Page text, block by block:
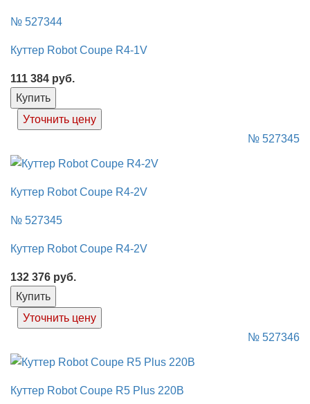
№ 527344
Куттер Robot Coupe R4-1V
111 384 руб.
Купить
Уточнить цену
№ 527345
Куттер Robot Coupe R4-2V
№ 527345
Куттер Robot Coupe R4-2V
132 376 руб.
Купить
Уточнить цену
№ 527346
Куттер Robot Coupe R5 Plus 220В